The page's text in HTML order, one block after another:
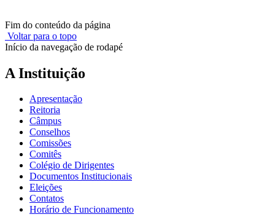
Fim do conteúdo da página
Voltar para o topo
Início da navegação de rodapé
A Instituição
Apresentação
Reitoria
Câmpus
Conselhos
Comissões
Comitês
Colégio de Dirigentes
Documentos Institucionais
Eleições
Contatos
Horário de Funcionamento